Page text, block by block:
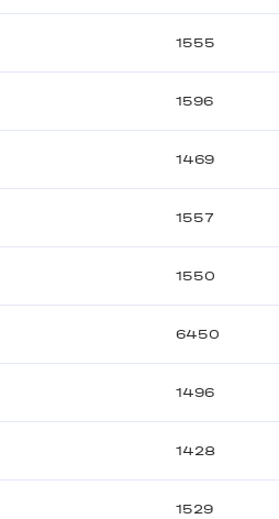
1555
1596
1469
1557
1550
6450
1496
1428
1529